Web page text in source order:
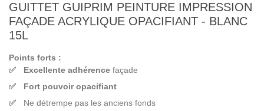
GUITTET GUIPRIM PEINTURE IMPRESSION
FAÇADE ACRYLIQUE OPACIFIANT - BLANC
15L
Points forts :
Excellente adhérence façade
Fort pouvoir opacifiant
Ne détrempe pas les anciens fonds